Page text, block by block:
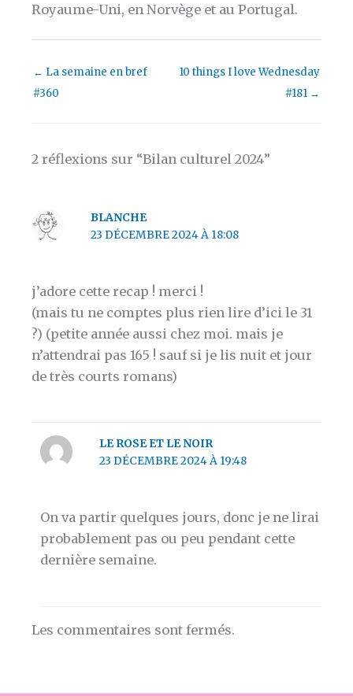
Royaume-Uni, en Norvège et au Portugal.
← La semaine en bref
#360
10 things I love Wednesday
#181 →
2 réflexions sur “Bilan culturel 2024”
BLANCHE
23 DÉCEMBRE 2024 À 18:08
j’adore cette recap ! merci !
(mais tu ne comptes plus rien lire d’ici le 31
?) (petite année aussi chez moi. mais je
n’attendrai pas 165 ! sauf si je lis nuit et jour
de très courts romans)
LE ROSE ET LE NOIR
23 DÉCEMBRE 2024 À 19:48
On va partir quelques jours, donc je ne lirai
probablement pas ou peu pendant cette
dernière semaine.
Les commentaires sont fermés.